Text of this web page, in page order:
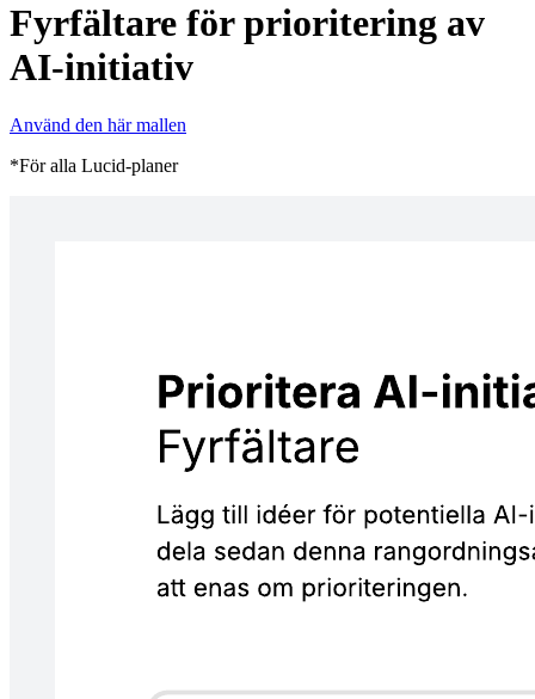
Fyrfältare för prioritering av
AI-initiativ
Använd den här mallen
*För alla Lucid-planer